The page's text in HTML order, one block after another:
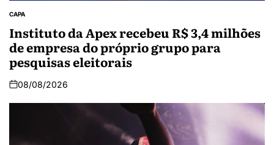
CAPA
Instituto da Apex recebeu R$ 3,4 milhões
de empresa do próprio grupo para
pesquisas eleitorais
08/08/2026